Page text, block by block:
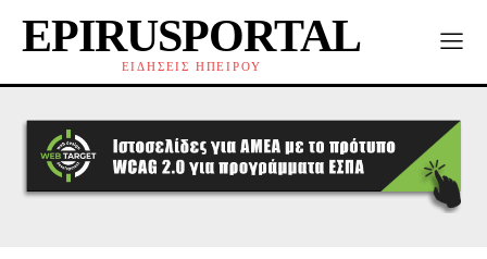
EPIRUSPORTAL
ΕΙΔΗΣΕΙΣ ΗΠΕΙΡΟΥ